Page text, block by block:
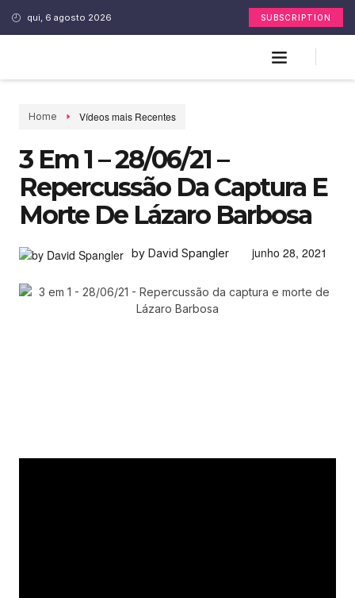
qui, 6 agosto 2026 SUBSCRIPTION
Home Vídeos mais Recentes
3 Em 1 – 28/06/21 –
Repercussão Da Captura E
Morte De Lázaro Barbosa
by David Spangler junho 28, 2021